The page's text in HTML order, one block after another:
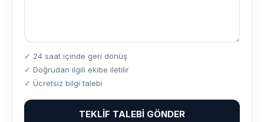
✓ 24 saat içinde geri dönüş
✓ Doğrudan ilgili ekibe iletilir
✓ Ücretsiz bilgi talebi
TEKLIF TALEBI GÖNDER